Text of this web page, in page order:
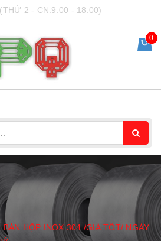
(THỨ 2 - CN:9:00 - 18:00)
0
BÁN HỘP INOX 304 /GIÁ TỐT/ NGÀY